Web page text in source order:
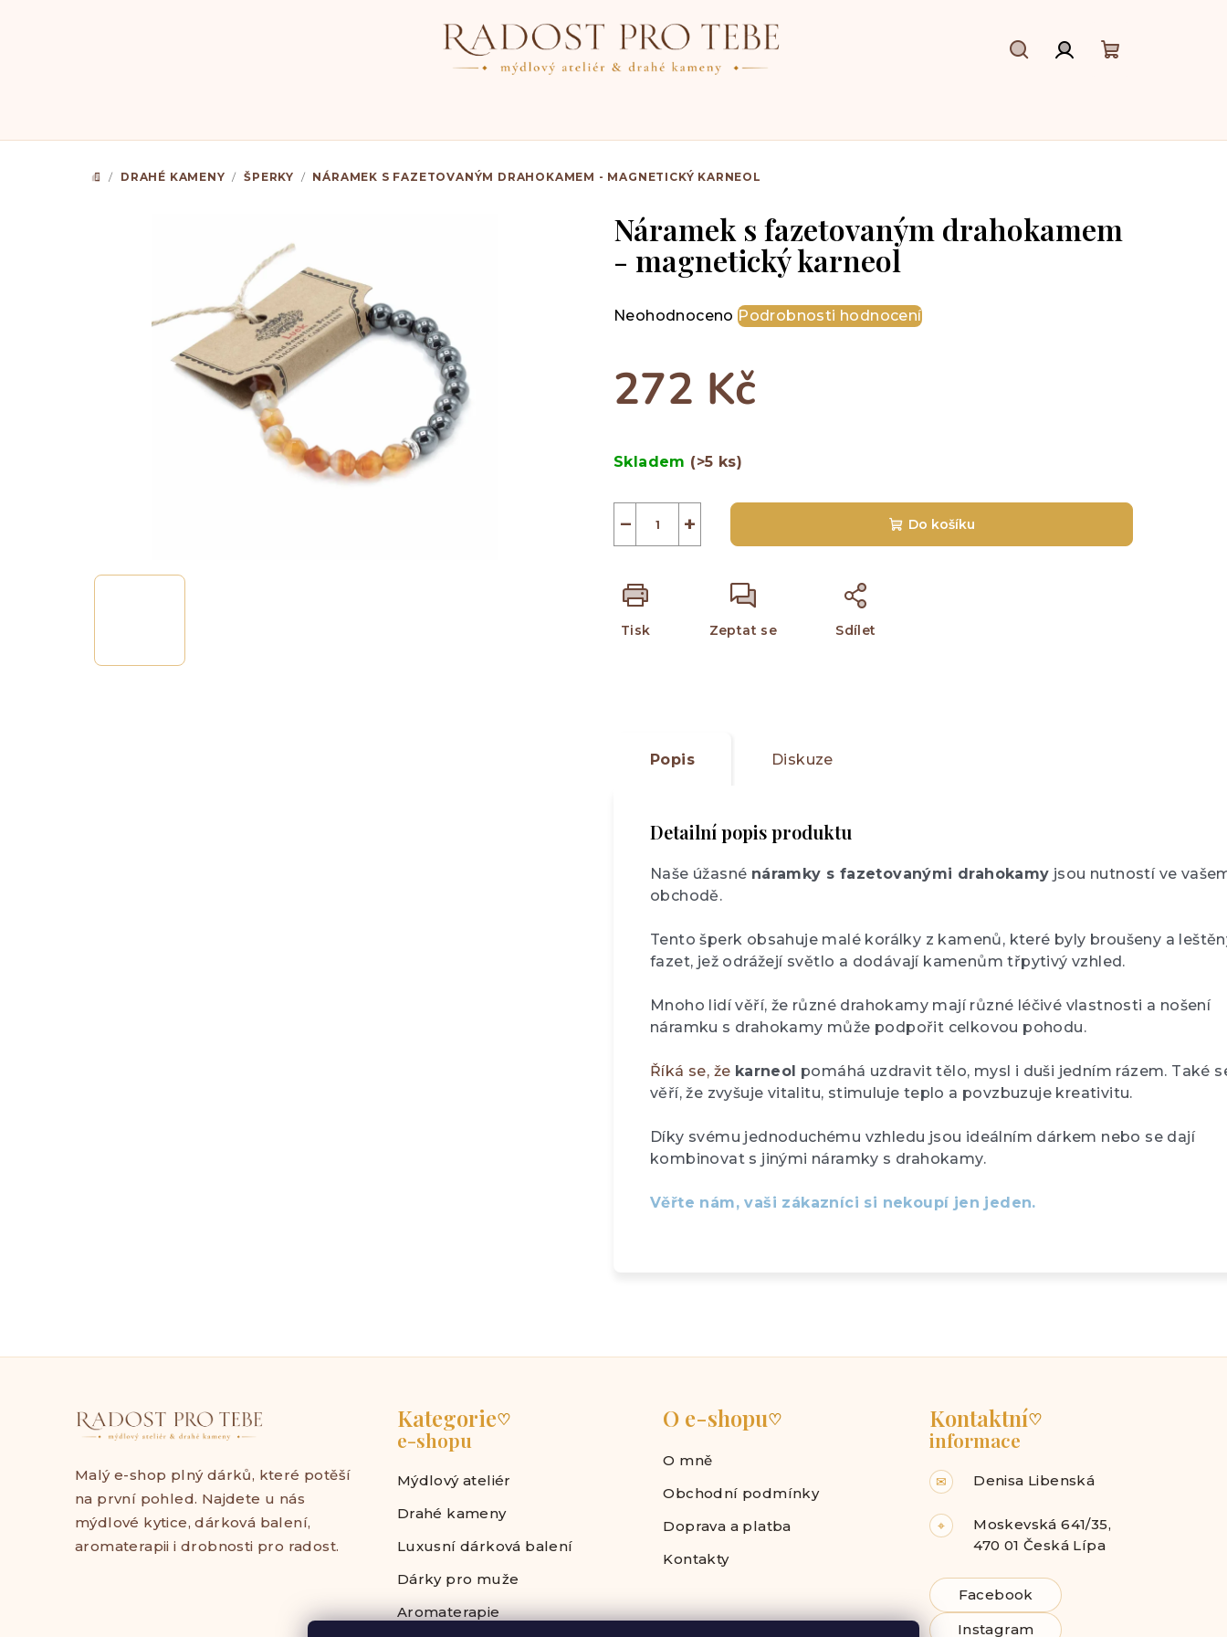
DOMŮ
/ DRAHÉ KAMENY / ŠPERKY / NÁRAMEK S FAZETOVANÝM DRAHOKAMEM - MAGNETICKÝ KARNEOL
Náramek s fazetovaným drahokamem
- magnetický karneol
Průměrné
je
0,0
hvězdiček.
Neohodnoceno Podrobnosti hodnocení
272 Kč
cena:
Skladem (>5 ks)
+
− Do košíku
Tisk Zeptat se Sdílet
Popis Diskuze
Detailní popis produktu
Naše úžasné náramky s fazetovanými drahokamy jsou nutností ve
obchodě.
Tento šperk obsahuje malé korálky z kamenů, které byly broušeny a
fazet, jež odrážejí světlo a dodávají kamenům třpytivý vzhled.
Mnoho lidí věří, že různé drahokamy mají různé léčivé vlastnosti a nošení
náramku s drahokamy může podpořit celkovou pohodu.
Říká se, že karneol pomáhá uzdravit tělo, mysl i duši jedním rázem. Také
věří, že zvyšuje vitalitu, stimuluje teplo a povzbuzuje kreativitu.
Díky svému jednoduchému vzhledu jsou ideálním dárkem nebo se dají
kombinovat s jinými náramky s drahokamy.
Věřte nám, vaši zákazníci si nekoupí jen jeden.
Malý e-shop plný dárků, které potěší
na první pohled. Najdete u nás
mýdlové kytice, dárková balení,
aromaterapii i drobnosti pro radost.
Kategorie♡
e-shopu
Mýdlový ateliér
Drahé kameny
Luxusní dárková balení
Dárky pro muže
Aromaterapie
O e-shopu♡
O mně
Obchodní podmínky
Doprava a platba
Kontakty
Kontaktní♡
informace
✉ Denisa Libenská
⌖
Moskevská 641/35,
470 01 Česká Lípa
Facebook
Instagram